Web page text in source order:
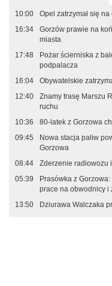
10:00
Opel zatrzymał się
16:34
Gorzów prawie na
miasta
17:48
Pożar ścierniska z
podpalacza
16:04
Obywatelskie
12:40
Znamy trasę Marszu
ruchu
10:36
80-latek z Gorzowa
09:45
Nowa stacja paliw
Gorzowa
08:44
Zderzenie radiowozu
05:39
Prasówka z
prace na obwodnicy i
13:50
Dziurawa Walczaka